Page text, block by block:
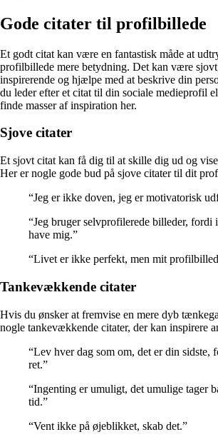
Gode citater til profilbillede
Et godt citat kan være en fantastisk måde at
profilbillede mere betydning. Det kan være
inspirerende og hjælpe med at beskrive din
du leder efter et citat til din sociale medieprofil
finde masser af inspiration her.
Sjove citater
Et sjovt citat kan få dig til at skille dig ud og
Her er nogle gode bud på sjove citater til dit
“Jeg er ikke doven, jeg er motivatorisk
“Jeg bruger selvprofilerede billeder, fordi
have mig.”
“Livet er ikke perfekt, men mit
Tankevækkende citater
Hvis du ønsker at fremvise en mere dyb
nogle tankevækkende citater, der kan inspirere
“Lev hver dag som om, det er din sidste,
ret.”
“Ingenting er umuligt, det umulige tager
tid.”
“Vent ikke på øjeblikket, skab det.”